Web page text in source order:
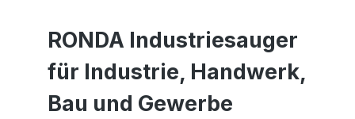
RONDA Industriesauger
für Industrie, Handwerk,
Bau und Gewerbe